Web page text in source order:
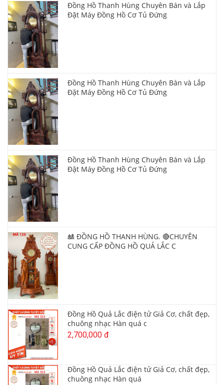
Đồng Hồ Thanh Hùng Chuyên Bán và Lắp
Đặt Máy Đồng Hồ Cơ Tủ Đứng
Đồng Hồ Thanh Hùng Chuyên Bán và Lắp
Đặt Máy Đồng Hồ Cơ Tủ Đứng
Đồng Hồ Thanh Hùng Chuyên Bán và Lắp
Đặt Máy Đồng Hồ Cơ Tủ Đứng
🎎 ĐỒNG HỒ THANH HÙNG. 🔴CHUYÊN
CUNG CẤP ĐỒNG HỒ QUẢ LẮC C
Đồng Hồ Quả Lắc điện tử Giả Cơ, chất đẹp,
chuông nhạc Hàn quá c
2,700,000 đ
Đồng Hồ Quả Lắc điện tử Giả Cơ, chất đẹp,
chuông nhạc Hàn quá